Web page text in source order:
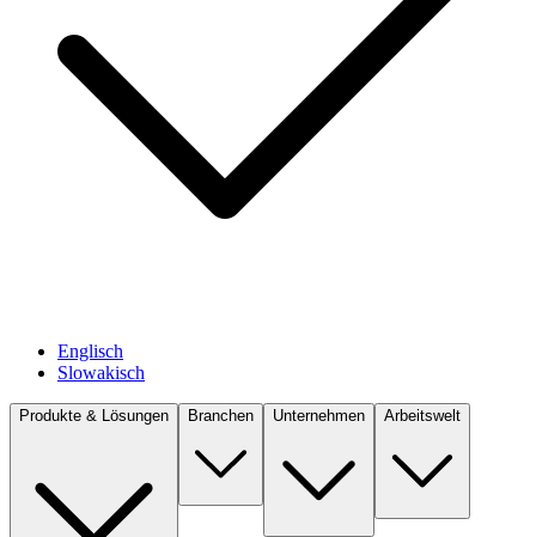
Englisch
Slowakisch
Produkte & Lösungen Branchen Unternehmen Arbeitswelt